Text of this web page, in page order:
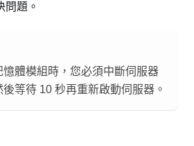
問題。
體模組時，您必須中斷伺服器
等待 10 秒再重新啟動伺服器。